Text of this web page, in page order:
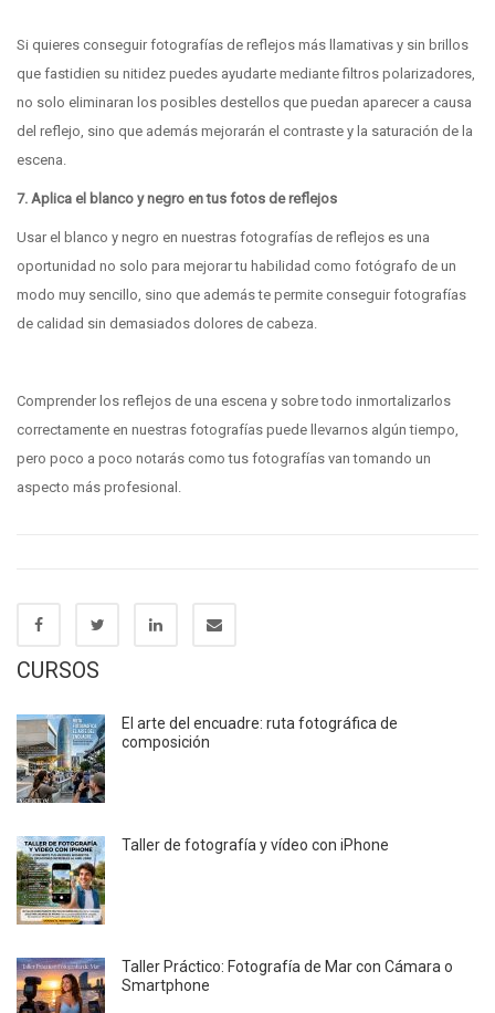
Si quieres conseguir fotografías de reflejos más llamativas y sin brillos
que fastidien su nitidez puedes ayudarte mediante filtros polarizadores,
no solo eliminaran los posibles destellos que puedan aparecer a causa
del reflejo, sino que además mejorarán el contraste y la saturación de la
escena.
7. Aplica el blanco y negro en tus fotos de reflejos
Usar el blanco y negro en nuestras fotografías de reflejos es una
oportunidad no solo para mejorar tu habilidad como fotógrafo de un
modo muy sencillo, sino que además te permite conseguir fotografías
de calidad sin demasiados dolores de cabeza.
Comprender los reflejos de una escena y sobre todo inmortalizarlos
correctamente en nuestras fotografías puede llevarnos algún tiempo,
pero poco a poco notarás como tus fotografías van tomando un
aspecto más profesional.
CURSOS
El arte del encuadre: ruta fotográfica de
composición
Taller de fotografía y vídeo con iPhone
Taller Práctico: Fotografía de Mar con Cámara o
Smartphone